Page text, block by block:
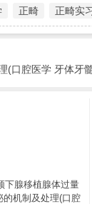
正畸 正畸实
(口腔医学 牙体牙
下腺移植腺体过量
的机制及处理(口腔